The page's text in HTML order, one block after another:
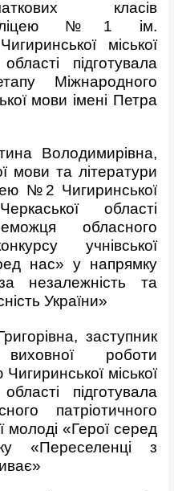
класів
ліцею №1 ім.
міської
підготувала
Міжнародного
мови імені Петра
Володимирівна,
мови та літератури
№2 Чигиринської
області
обласного
учнівської
нас» у напрямку
незалежність та
України»
заступник
роботи
Чигиринської міської
підготувала
патріотичного
молоді «Герої серед
«Переселенці з